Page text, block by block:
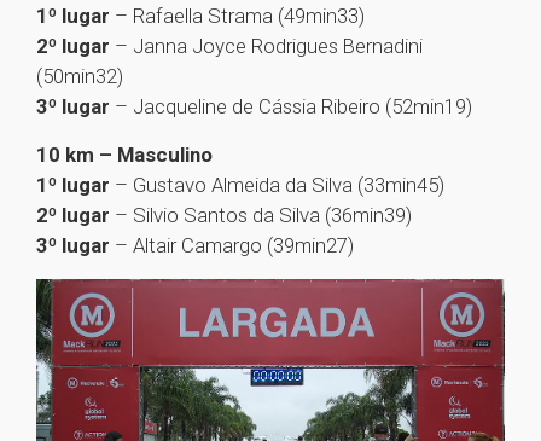
1º lugar – Rafaella Strama (49min33)
2º lugar – Janna Joyce Rodrigues Bernadini
(50min32)
3º lugar – Jacqueline de Cássia Ribeiro (52min19)
10 km – Masculino
1º lugar – Gustavo Almeida da Silva (33min45)
2º lugar – Silvio Santos da Silva (36min39)
3º lugar – Altair Camargo (39min27)